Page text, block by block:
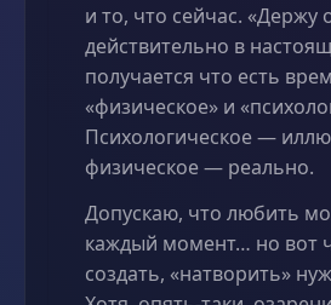
и то, что сейчас. «Держу
действительно в
получается что есть
«физическое» и
Психологическое —
физическое — реально.
Допускаю, что любить
каждый момент… но вот
создать, «натворить»